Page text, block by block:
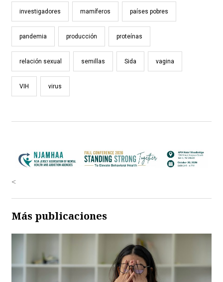
investigadores mamíferos países pobres
pandemia producción proteínas
relación sexual semillas Sida vagina
VIH virus
<
Más publicaciones